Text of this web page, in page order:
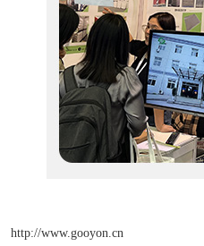
http://www.gooyon.cn